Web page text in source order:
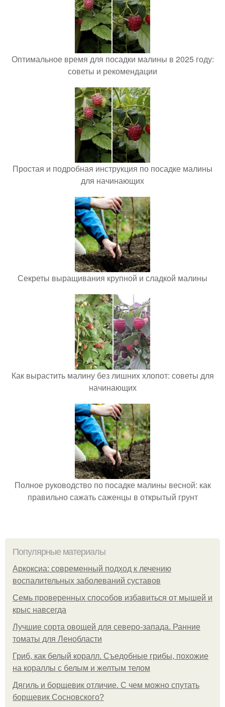
Оптимальное время для посадки малины в 2025 году:
советы и рекомендации
Простая и подробная инструкция по посадке малины
для начинающих
Секреты выращивания крупной и сладкой малины
Как вырастить малину без лишних хлопот: советы для
начинающих
Полное руководство по посадке малины весной: как
правильно сажать саженцы в открытый грунт
Популярные материалы
Аркоксиа: современный подход к лечению
воспалительных заболеваний суставов
Семь проверенных способов избавиться от мышей и
крыс навсегда
Лучшие сорта овощей для северо-запада. Ранние
томаты для Ленобласти
Гриб, как белый коралл. Съедобные грибы, похожие
на кораллы с белым и желтым телом
Дягиль и борщевик отличие. С чем можно спутать
борщевик Сосновского?